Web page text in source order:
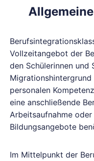
Vollzeitangebot der
den Schülerinnen
personalen
eine anschließende
Arbeitsaufnahme
Bildungsangebote
Im Mittelpunkt der